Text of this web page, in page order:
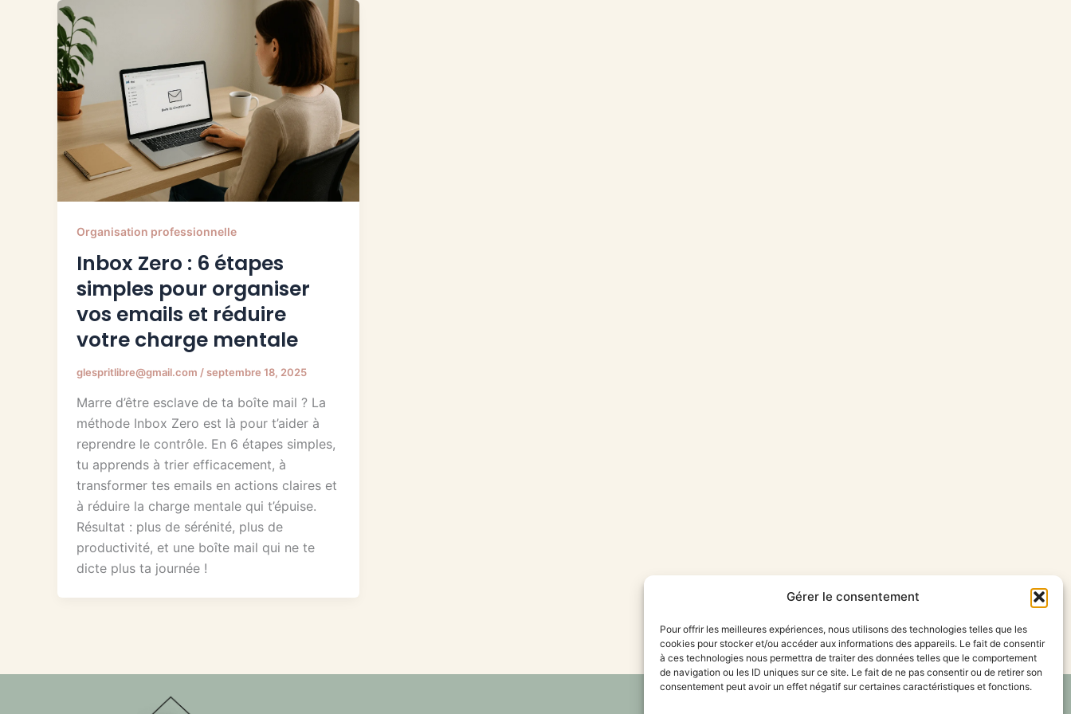
Gérer le consentement
Pour offrir les meilleures expériences, nous utilisons des technologies telles que les
cookies pour stocker et/ou accéder aux informations des appareils. Le fait de consentir
à ces technologies nous permettra de traiter des données telles que le comportement
de navigation ou les ID uniques sur ce site. Le fait de ne pas consentir ou de retirer son
consentement peut avoir un effet négatif sur certaines caractéristiques et fonctions.
Organisation professionnelle
Inbox Zero : 6 étapes
simples pour organiser
vos emails et réduire
votre charge mentale
glespritlibre@gmail.com /septembre 18, 2025
Marre d’être esclave de ta boîte mail ? La
méthode Inbox Zero est là pour t’aider à
reprendre le contrôle. En 6 étapes simples,
tu apprends à trier efficacement, à
transformer tes emails en actions claires et
à réduire la charge mentale qui t’épuise.
Résultat : plus de sérénité, plus de
productivité, et une boîte mail qui ne te
dicte plus ta journée !